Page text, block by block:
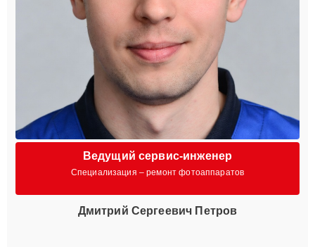
Ведущий сервис-инженер
Специализация – ремонт фотоаппаратов
Дмитрий Сергеевич Петров